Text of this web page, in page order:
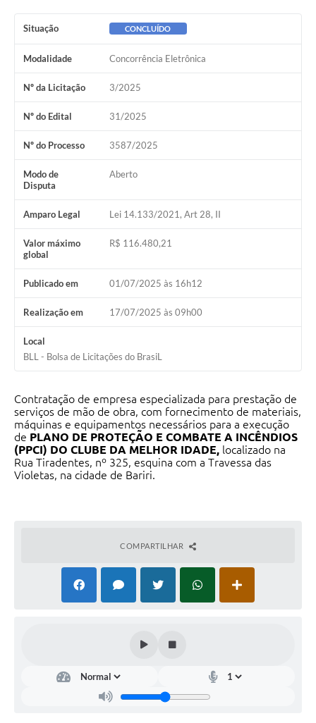
Situação CONCLUÍDO
Modalidade Concorrência Eletrônica
Nº da Licitação 3/2025
Nº do Edital 31/2025
Nº do Processo 3587/2025
Modo de
Disputa
Aberto
Amparo Legal Lei 14.133/2021, Art 28, II
Valor máximo
global
R$ 116.480,21
Publicado em 01/07/2025 às 16h12
Realização em 17/07/2025 às 09h00
Local
BLL - Bolsa de Licitações do BrasiL
Contratação de empresa especializada para prestação de
serviços de mão de obra, com fornecimento de materiais,
máquinas e equipamentos necessários para a execução
de PLANO DE PROTEÇÃO E COMBATE A INCÊNDIOS
(PPCI) DO CLUBE DA MELHOR IDADE, localizado na
Rua Tiradentes, nº 325, esquina com a Travessa das
Violetas, na cidade de Bariri.
COMPARTILHAR